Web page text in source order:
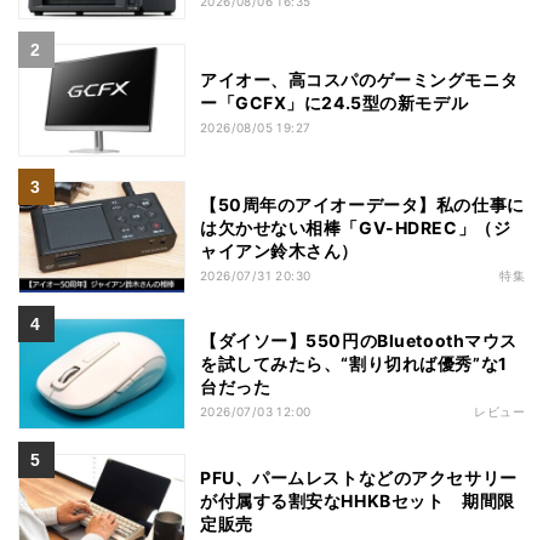
アイオー、高コスパのゲーミングモニタ
ー「GCFX」に24.5型の新モデル
2026/08/05 19:27
【50周年のアイオーデータ】私の仕事に
は欠かせない相棒「GV-HDREC」（ジ
ャイアン鈴木さん）
2026/07/31 20:30 特集
【ダイソー】550円のBluetoothマウス
を試してみたら、“割り切れば優秀”な1
台だった
2026/07/03 12:00 レビュー
PFU、パームレストなどのアクセサリー
が付属する割安なHHKBセット 期間限
定販売